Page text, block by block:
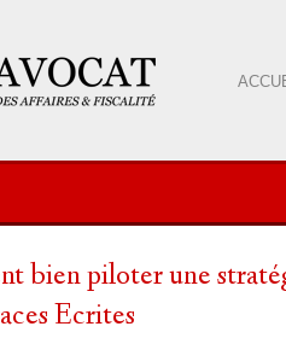
bien piloter une
Ecrites